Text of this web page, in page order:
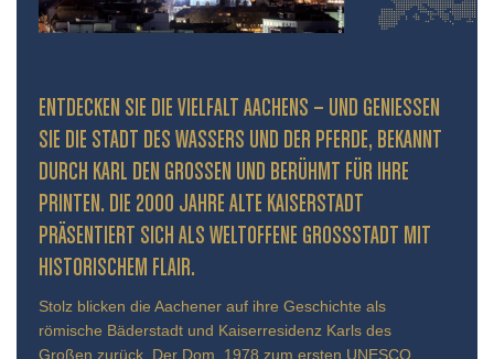
ENTDECKEN SIE DIE VIELFALT AACHENS – UND GENIESSEN S
IE DIE STADT DES WASSERS UND DER PFERDE, BEKANNT D
URCH KARL DEN GROSSEN UND BERÜHMT FÜR IHRE PR
INTEN. DIE 2000 JAHRE ALTE KAISERSTADT PR
ÄSENTIERT SICH ALS WELTOFFENE GROSSSTADT MIT HIS
TORISCHEM FLAIR.
Stolz blicken die Aachener auf ihre Geschichte als
römische Bäderstadt und Kaiserresidenz Karls des
Großen zurück. Der Dom, 1978 zum ersten UNESCO